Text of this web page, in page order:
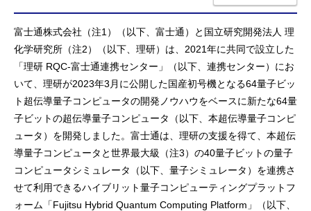
富士通株式会社（注1）（以下、富士通）と国立研究開発法人 理
化学研究所（注2）（以下、理研）は、2021年に共同で設立した
「理研 RQC-富士通連携センター」（以下、連携センター）にお
いて、理研が2023年3月に公開した国産初号機となる64量子ビッ
ト超伝導量子コンピュータの開発ノウハウをベースに新たな64量
子ビットの超伝導量子コンピュータ（以下、本超伝導量子コンピ
ュータ）を開発しました。富士通は、理研の支援を得て、本超伝
導量子コンピュータと世界最大級（注3）の40量子ビットの量子
コンピュータシミュレータ（以下、量子シミュレータ）を連携さ
せて利用できるハイブリット量子コンピューティングプラットフ
ォーム「Fujitsu Hybrid Quantum Computing Platform」（以下、